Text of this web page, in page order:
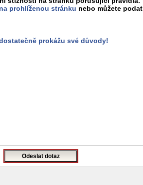
prohlíženou stránku nebo můžete podat
prokážu své důvody!